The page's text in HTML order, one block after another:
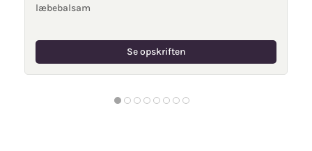
læbebalsam
Se opskriften